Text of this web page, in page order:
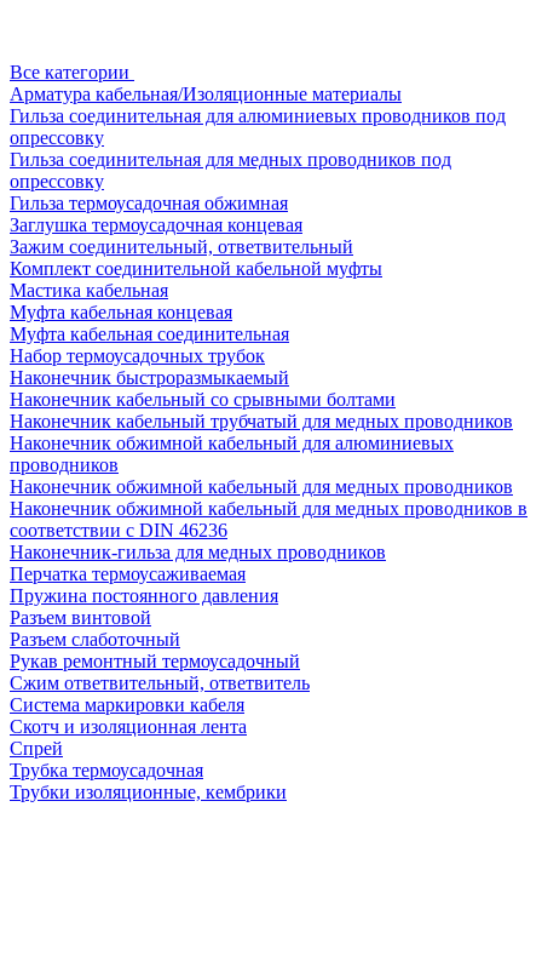
Все категории
Арматура кабельная/Изоляционные материалы
Гильза соединительная для алюминиевых проводников под
опрессовку
Гильза соединительная для медных проводников под
опрессовку
Гильза термоусадочная обжимная
Заглушка термоусадочная концевая
Зажим соединительный, ответвительный
Комплект соединительной кабельной муфты
Мастика кабельная
Муфта кабельная концевая
Муфта кабельная соединительная
Набор термоусадочных трубок
Наконечник быстроразмыкаемый
Наконечник кабельный со срывными болтами
Наконечник кабельный трубчатый для медных проводников
Наконечник обжимной кабельный для алюминиевых
проводников
Наконечник обжимной кабельный для медных проводников
Наконечник обжимной кабельный для медных проводников в
соответствии с DIN 46236
Наконечник-гильза для медных проводников
Перчатка термоусаживаемая
Пружина постоянного давления
Разъем винтовой
Разъем слаботочный
Рукав ремонтный термоусадочный
Сжим ответвительный, ответвитель
Система маркировки кабеля
Скотч и изоляционная лента
Спрей
Трубка термоусадочная
Трубки изоляционные, кембрики